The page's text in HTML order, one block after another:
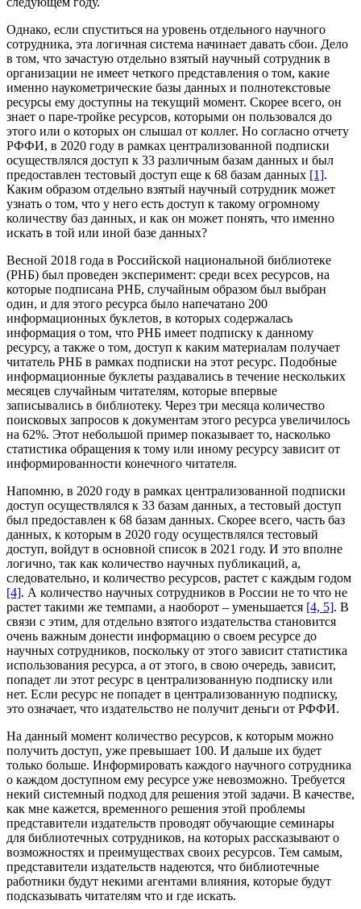
Однако, если спуститься на уровень отдельного научного
сотрудника, эта логичная система начинает давать сбои. Дело
в том, что зачастую отдельно взятый научный сотрудник в
организации не имеет четкого представления о том, какие
именно наукометрические базы данных и полнотекстовые
ресурсы ему доступны на текущий момент. Скорее всего, он
знает о паре-тройке ресурсов, которыми он пользовался до
этого или о которых он слышал от коллег. Но согласно отчету
РФФИ, в 2020 году в рамках централизованной подписки
осуществлялся доступ к 33 различным базам данных и был
предоставлен тестовый доступ еще к 68 базам данных [1].
Каким образом отдельно взятый научный сотрудник может
узнать о том, что у него есть доступ к такому огромному
количеству баз данных, и как он может понять, что именно
искать в той или иной базе данных?
Весной 2018 года в Российской национальной библиотеке
(РНБ) был проведен эксперимент: среди всех ресурсов, на
которые подписана РНБ, случайным образом был выбран
один, и для этого ресурса было напечатано 200
информационных буклетов, в которых содержалась
информация о том, что РНБ имеет подписку к данному
ресурсу, а также о том, доступ к каким материалам получает
читатель РНБ в рамках подписки на этот ресурс. Подобные
информационные буклеты раздавались в течение нескольких
месяцев случайным читателям, которые впервые
записывались в библиотеку. Через три месяца количество
поисковых запросов к документам этого ресурса увеличилось
на 62%. Этот небольшой пример показывает то, насколько
статистика обращения к тому или иному ресурсу зависит от
информированности конечного читателя.
Напомню, в 2020 году в рамках централизованной подписки
доступ осуществлялся к 33 базам данных, а тестовый доступ
был предоставлен к 68 базам данных. Скорее всего, часть баз
данных, к которым в 2020 году осуществлялся тестовый
доступ, войдут в основной список в 2021 году. И это вполне
логично, так как количество научных публикаций, а,
следовательно, и количество ресурсов, растет с каждым годом
[4]. А количество научных сотрудников в России не то что не
растет такими же темпами, а наоборот – уменьшается [4, 5]. В
связи с этим, для отдельно взятого издательства становится
очень важным донести информацию о своем ресурсе до
научных сотрудников, поскольку от этого зависит статистика
использования ресурса, а от этого, в свою очередь, зависит,
попадет ли этот ресурс в централизованную подписку или
нет. Если ресурс не попадет в централизованную подписку,
это означает, что издательство не получит деньги от РФФИ.
На данный момент количество ресурсов, к которым можно
получить доступ, уже превышает 100. И дальше их будет
только больше. Информировать каждого научного сотрудника
о каждом доступном ему ресурсе уже невозможно. Требуется
некий системный подход для решения этой задачи. В качестве,
как мне кажется, временного решения этой проблемы
представители издательств проводят обучающие семинары
для библиотечных сотрудников, на которых рассказывают о
возможностях и преимуществах своих ресурсов. Тем самым,
представители издательств надеются, что библиотечные
работники будут некими агентами влияния, которые будут
подсказывать читателям что и где искать.